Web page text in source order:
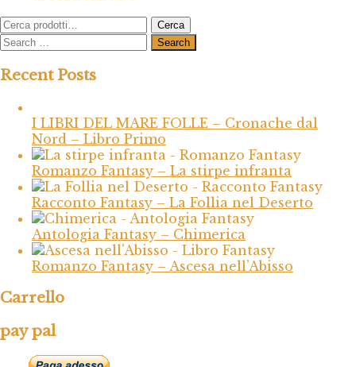
Cerca:
Cerca
Recent Posts
I LIBRI DEL MARE FOLLE – Cronache dal
Nord – Libro Primo
Romanzo Fantasy – La stirpe infranta
Racconto Fantasy – La Follia nel Deserto
Antologia Fantasy – Chimerica
Romanzo Fantasy – Ascesa nell’Abisso
Carrello
pay pal